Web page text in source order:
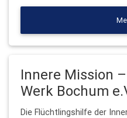
Innere Mission
Werk Bochum
Die Flüchtlingshilfe der